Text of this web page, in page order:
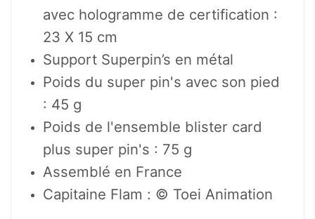
avec hologramme de certification :
23 X 15 cm
Support Superpin’s en métal
Poids du super pin's avec son pied
: 45 g
Poids de l'ensemble blister card
plus super pin's : 75 g
Assemblé en France
Capitaine Flam : © Toei Animation